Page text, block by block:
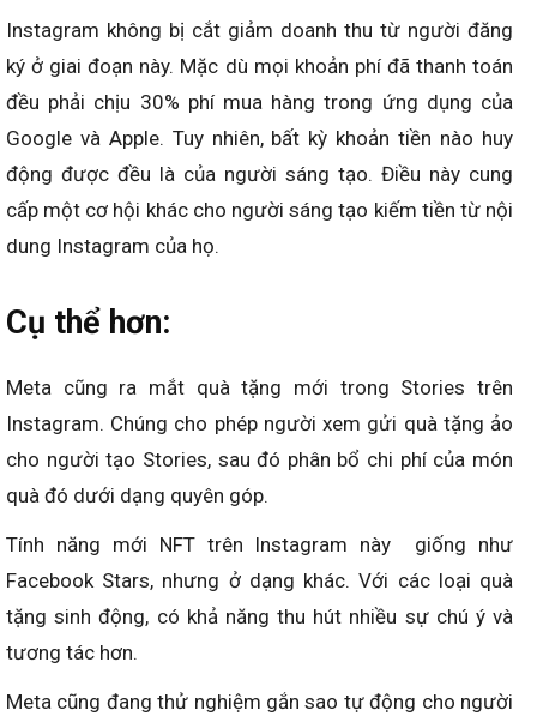
Instagram không bị cắt giảm doanh thu từ người đăng
ký ở giai đoạn này. Mặc dù mọi khoản phí đã thanh toán
đều phải chịu 30% phí mua hàng trong ứng dụng của
Google và Apple. Tuy nhiên, bất kỳ khoản tiền nào huy
động được đều là của người sáng tạo. Điều này cung
cấp một cơ hội khác cho người sáng tạo kiếm tiền từ nội
dung Instagram của họ.
Cụ thể hơn:
Meta cũng ra mắt quà tặng mới trong Stories trên
Instagram. Chúng cho phép người xem gửi quà tặng ảo
cho người tạo Stories, sau đó phân bổ chi phí của món
quà đó dưới dạng quyên góp.
Tính năng mới NFT trên Instagram này giống như
Facebook Stars, nhưng ở dạng khác. Với các loại quà
tặng sinh động, có khả năng thu hút nhiều sự chú ý và
tương tác hơn.
Meta cũng đang thử nghiệm gắn sao tự động cho người